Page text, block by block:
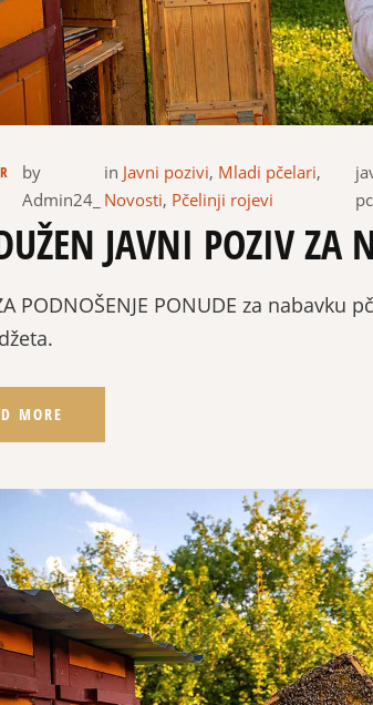
by
Admin24_
in Javni pozivi, Mladi pčelari,
Novosti, Pčelinji rojevi
JAVNI POZIV ZA
PODNOŠENJE PONUDE za
MORE